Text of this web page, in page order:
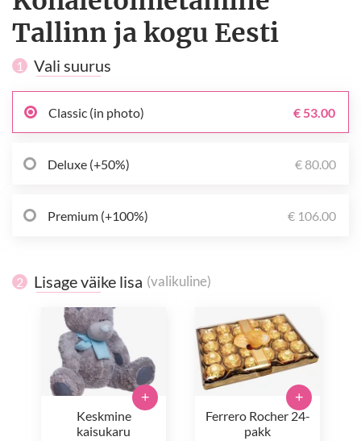
Tallinn ja kogu Eesti
1 Vali suurus
Classic (in photo) € 53.00
Deluxe (+50%) € 80.00
Premium (+100%) € 106.00
2 Lisage väike lisa (valikuline)
Keskmine
kaisukaru
+
Ferrero Rocher 24-
pakk
+